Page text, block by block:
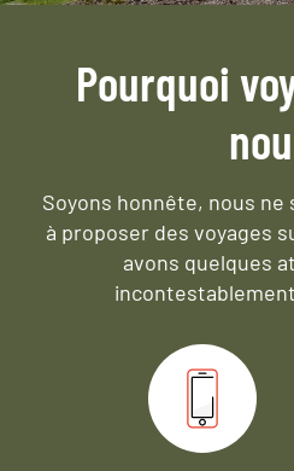
Pourquoi
Soyons honnête, nous ne
à proposer des voyages
avons quelques